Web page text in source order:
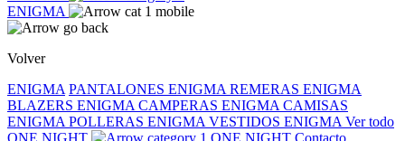
ENIGMA
Volver
ENIGMA PANTALONES ENIGMA REMERAS ENIGMA
BLAZERS ENIGMA CAMPERAS ENIGMA CAMISAS
ENIGMA POLLERAS ENIGMA VESTIDOS ENIGMA Ver todo
ONE NIGHT
ONE NIGHT Contacto